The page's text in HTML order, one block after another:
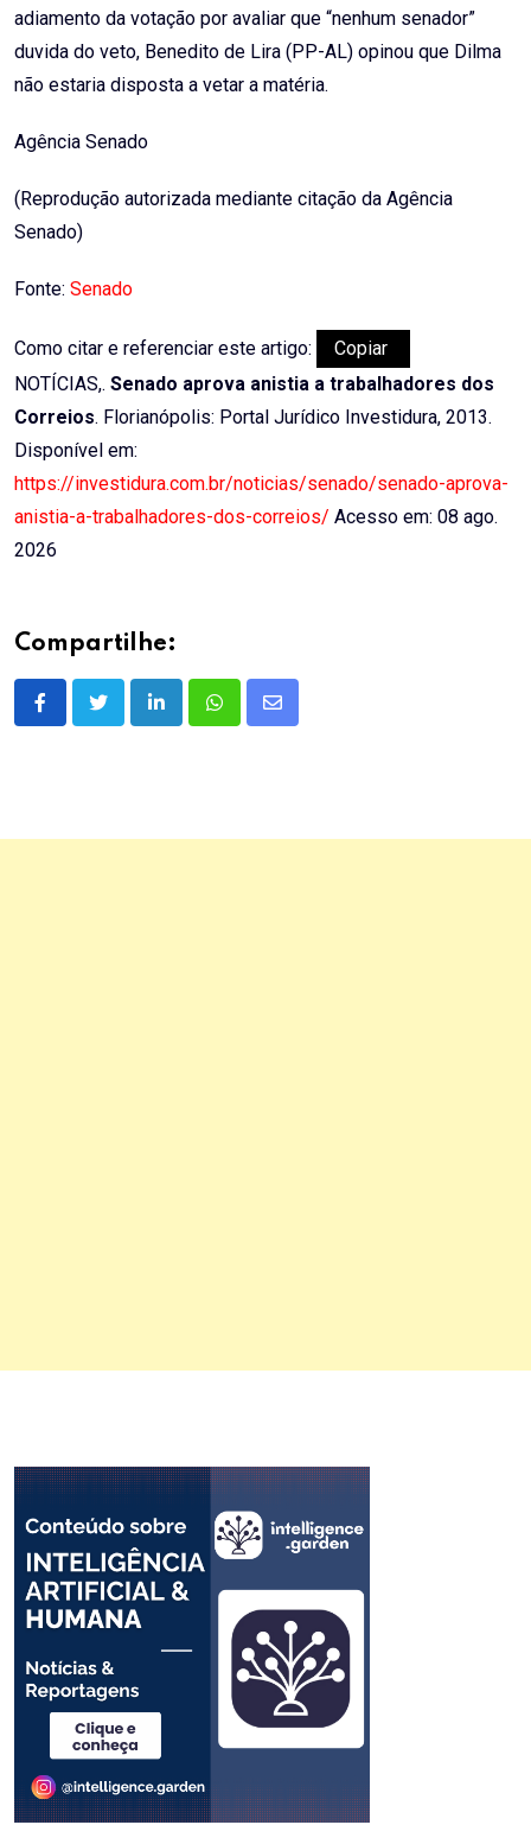
adiamento da votação por avaliar que “nenhum senador”
duvida do veto, Benedito de Lira (PP-AL) opinou que Dilma
não estaria disposta a vetar a matéria.
Agência Senado
(Reprodução autorizada mediante citação da Agência
Senado)
Fonte: Senado
Como citar e referenciar este artigo:
Copiar
NOTÍCIAS,. Senado aprova anistia a trabalhadores dos
Correios. Florianópolis: Portal Jurídico Investidura, 2013.
Disponível em:
https://investidura.com.br/noticias/senado/senado-aprova-
anistia-a-trabalhadores-dos-correios/ Acesso em: 08 ago.
2026
Compartilhe:
LinkedInWhatsappShare